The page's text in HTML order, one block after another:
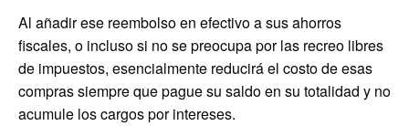
Al añadir ese reembolso en efectivo a sus ahorros
fiscales, o incluso si no se preocupa por las recreo libres
de impuestos, esencialmente reducirá el costo de esas
compras siempre que pague su saldo en su totalidad y no
acumule los cargos por intereses.